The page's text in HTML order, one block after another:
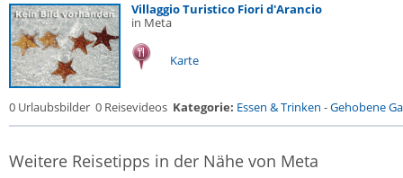
Villaggio Turistico Fiori d'Arancio
in Meta
Karte
0 Urlaubsbilder 0 Reisevideos Kategorie: Essen & Trinken -Gehobene
Weitere Reisetipps in der Nähe von Meta